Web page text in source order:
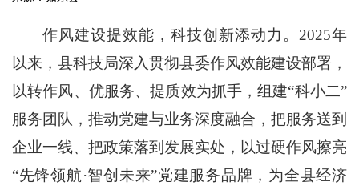
作风建设提效能，科技创新添动力。2025年
以来，县科技局深入贯彻县委作风效能建设部署，
以转作风、优服务、提质效为抓手，组建“科小二”
服务团队，推动党建与业务深度融合，把服务送到
企业一线、把政策落到发展实处，以过硬作风擦亮
“先锋领航·智创未来”党建服务品牌，为全县经济